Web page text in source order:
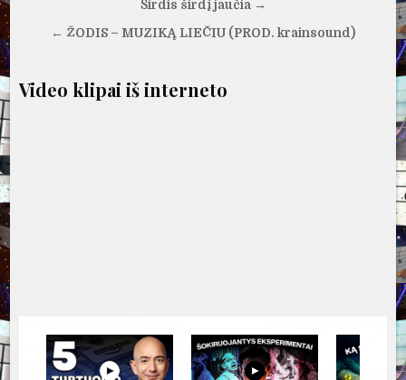
Navigacija
tarp
Širdis širdį jaučia →
← ŽODIS – MUZIKĄ LIEČIU (PROD. krainsound)
Video klipai iš interneto